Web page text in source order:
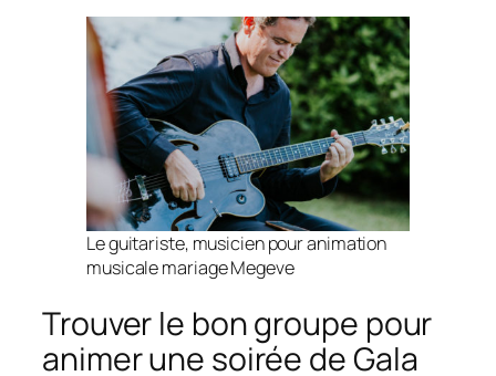
Le guitariste, musicien pour animation
musicale mariage Megeve
Trouver le bon groupe pour
animer une soirée de Gala